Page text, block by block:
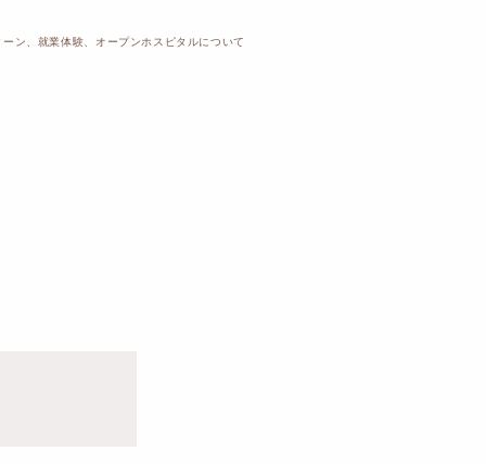
ーン、就業体験、オープンホスピタルについて